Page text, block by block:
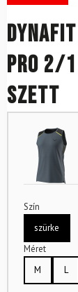
Pro 2/
szett
Szín
szürke
Méret
M
L